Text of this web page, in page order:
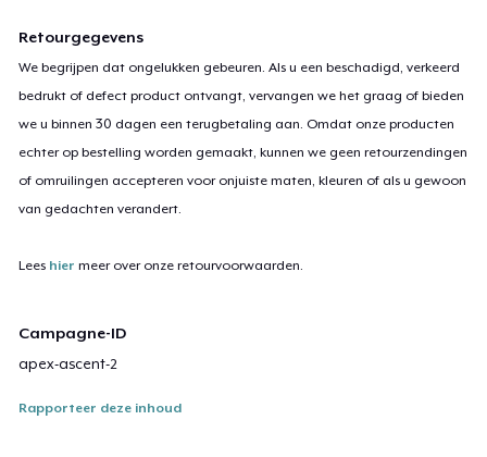
Retourgegevens
We begrijpen dat ongelukken gebeuren. Als u een beschadigd, verkeerd
bedrukt of defect product ontvangt, vervangen we het graag of bieden
we u binnen 30 dagen een terugbetaling aan. Omdat onze producten
echter op bestelling worden gemaakt, kunnen we geen retourzendingen
of omruilingen accepteren voor onjuiste maten, kleuren of als u gewoon
van gedachten verandert.
Lees hier meer over onze retourvoorwaarden.
Campagne-ID
apex-ascent-2
Rapporteer deze inhoud